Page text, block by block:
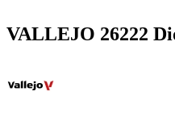
VALLEJO 26222